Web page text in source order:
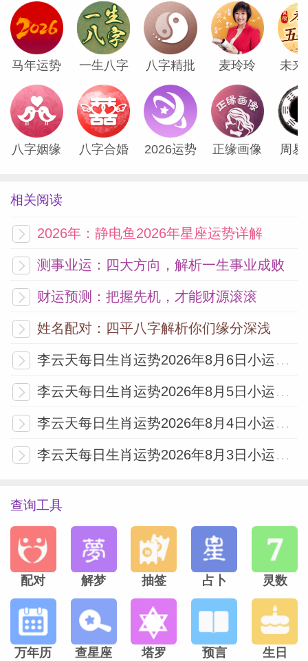
面，单身者异性缘佳，有主动向你表达好感
的对象出现；已婚者对比自己爱人更有魅力
的异性产生向往，内心有些动摇，定要洁身
自好，以免日后后悔。
NO.11 巳蛇
属蛇人今天过于感性，心情焦躁得厉害，容
则会搞得一塌糊涂。
NO.12 申猴
属猴人比较低迷的一天，虽然工作辛苦在所
难免，但为缓解压力把时间拉得过长，反而
领导盯上哦。另外与人相处要注意说话语气
和态度，以免被人反感。
李云天
马年运势 一生八字 八字精批 麦玲玲 未来
八字姻缘 八字合婚 2026运势 正缘画像 周易
相关阅读
2026年：静电鱼2026年星座运势详解
测事业运：四大方向，解析一生事业成败
财运预测：把握先机，才能财源滚滚
姓名配对：四平八字解析你们缘分深浅
李云天每日生肖运势2026年8月6日小运播报
李云天每日生肖运势2026年8月5日小运播报
李云天每日生肖运势2026年8月4日小运播报
李云天每日生肖运势2026年8月3日小运播报
查询工具
配对 解梦 抽签 占卜 灵数
万年历 查星座 塔罗 预言 生日